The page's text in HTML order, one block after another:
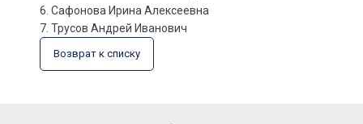
6. Сафонова Ирина Алексеевна
7. Трусов Андрей Иванович
Возврат к списку